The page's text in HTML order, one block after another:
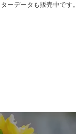
ーデータも販売中です。